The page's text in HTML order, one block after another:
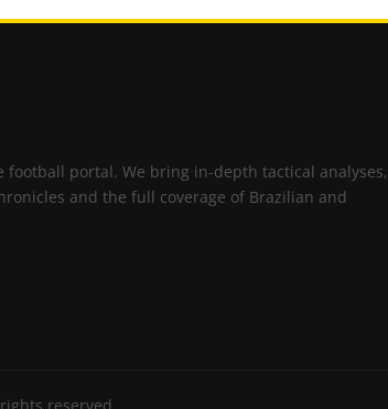
football portal. We bring in-depth tactical analyses,
and the full coverage of Brazilian and